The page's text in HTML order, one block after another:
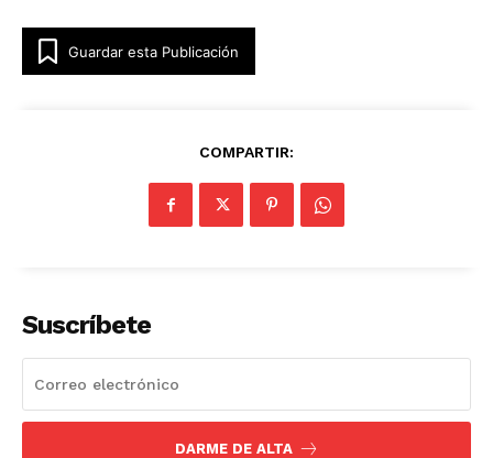
Guardar esta Publicación
COMPARTIR:
Suscríbete
DARME DE ALTA